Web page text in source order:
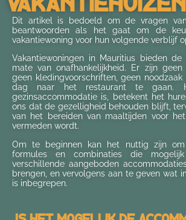
Dit artikel is bedoeld om de vragen
beantwoorden als het gaat om de
vakantiewoning voor hun volgende verblijf
Vakantiewoningen in Mauritius bieden
mate van onafhankelijkheid. Er zijn geen
geen kledingvoorschriften, geen
dag naar het restaurant te gaan.
gezinsaccommodatie is, betekent het
ons dat de gezelligheid behouden blijft,
van het bereiden van maaltijden voor
vermeden wordt.
Om te beginnen kan het nuttig zijn om
formules en combinaties die
verschillende aangeboden
brengen, en vervolgens aan te geven wat
is inbegrepen.